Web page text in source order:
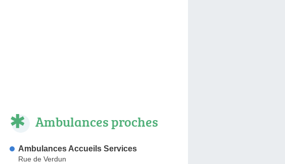
Ambulances proches
Ambulances Accueils Services
Rue de Verdun